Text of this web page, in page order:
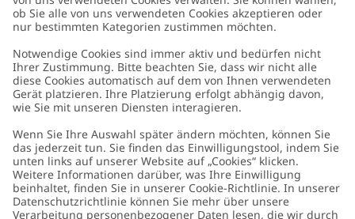
Kundenservice
Kontaktieren Sie uns
FAQ
Barrierefreiheit
Datenschutzrichtlinie
Über uns
Über Newbie
Nachhaltigkeit
Impressum
Germany Standort ändern
Cookies